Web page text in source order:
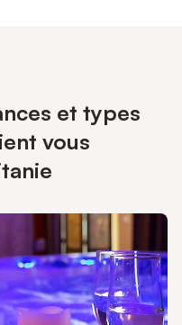
et types
vous